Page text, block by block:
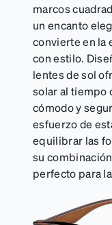
marcos
un encanto
convierte en la
con estilo.
lentes de sol
solar al tiempo
cómodo y
esfuerzo de
equilibrar las
su
perfecto para